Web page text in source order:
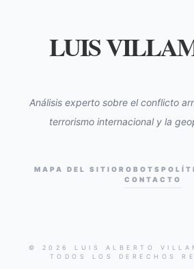
LUIS
Análisis experto sobre el conflicto
terrorismo internacional y la
MAPA DEL SITIO ROBOTS
CONTACTO
© 2026 LUIS ALBERTO
TODOS LOS DERECHOS